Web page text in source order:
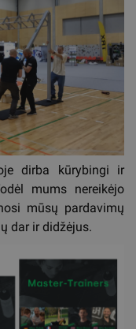
dirba kūrybingi ir
mums nereikėjo
mūsų pardavimų
dar ir didžėjus.